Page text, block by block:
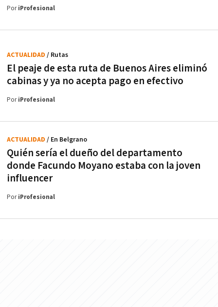
PoriProfesional
El peaje de esta ruta de Buenos Aires eliminó
cabinas y ya no acepta pago en efectivo
ACTUALIDAD / Rutas
PoriProfesional
Quién sería el dueño del departamento
donde Facundo Moyano estaba con la joven
influencer
ACTUALIDAD / En Belgrano
PoriProfesional